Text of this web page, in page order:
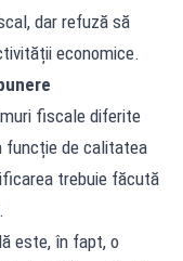
dar refuză să
economice.
fiscale diferite
funcție de calitatea
trebuie făcută
este, în fapt, o